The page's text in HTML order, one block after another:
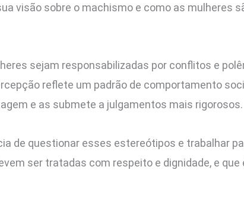
visão sobre o machismo e como as mulheres
sejam responsabilizadas por conflitos e
reflete um padrão de comportamento
e as submete a julgamentos mais rigorosos.
de questionar esses estereótipos e trabalhar
ser tratadas com respeito e dignidade, e